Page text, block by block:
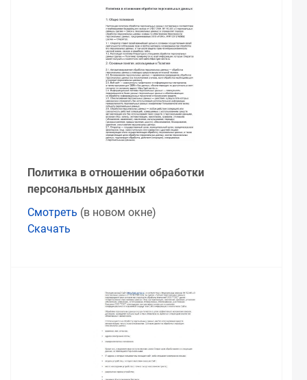
Политика в отношении обработки
персональных данных
Смотреть (в новом окне)
Скачать